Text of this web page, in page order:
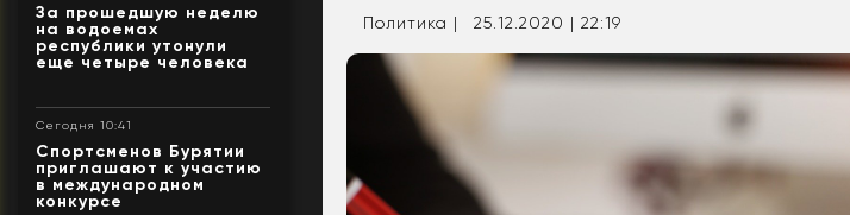
За прошедшую неделю
на водоемах
республики утонули
еще четыре человека
Сегодня 10:41
Спортсменов Бурятии
приглашают к участию
в международном
конкурсе
Политика | 25.12.2020 | 22:19